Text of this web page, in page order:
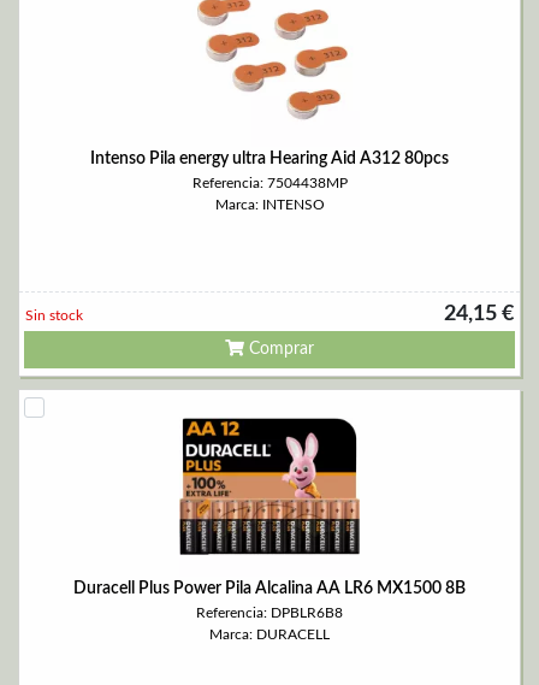
Intenso Pila energy ultra Hearing Aid A312 80pcs
Referencia: 7504438MP
Marca: INTENSO
24,15 €
Sin stock
Comprar
Duracell Plus Power Pila Alcalina AA LR6 MX1500 8B
Referencia: DPBLR6B8
Marca: DURACELL